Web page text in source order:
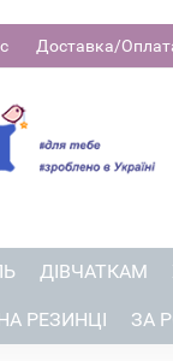
Доставка/
ДІВЧАТКАМ
РЕЗИНЦІ ЗА